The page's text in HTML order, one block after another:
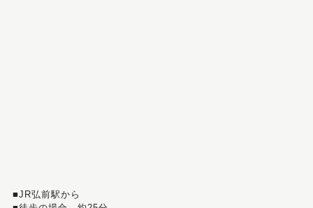
■JR弘前駅から